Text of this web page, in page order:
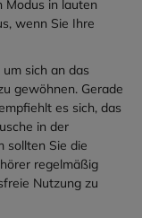
von bis zu 10 m mit
PIC-100BA
Ca. 4 h
USB Typ C 3.1
bis zu 16h
5 Senden/5
mit
Modus in lauten
wenn Sie Ihre
sich an das
gewöhnen. Gerade
es sich, das
in der
sollten Sie die
regelmäßig
Nutzung zu